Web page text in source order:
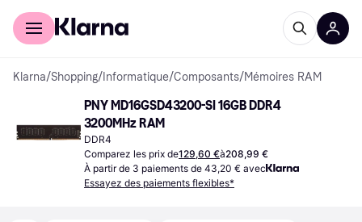
Acheter avec Klarna
Klarna/Shopping/ Informatique/Composants/Mémoires RAM
PNY MD16GSD43200-SI 16GB DDR4
3200MHz RAM
DDR4
Comparez les prix de129,60 €à208,99 €
À partir de 3 paiements de 43,20 € avec
Essayez des paiements flexibles*